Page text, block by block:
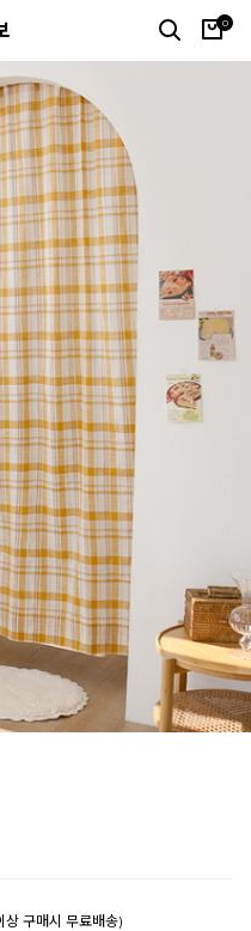
0
구매시 무료배송)